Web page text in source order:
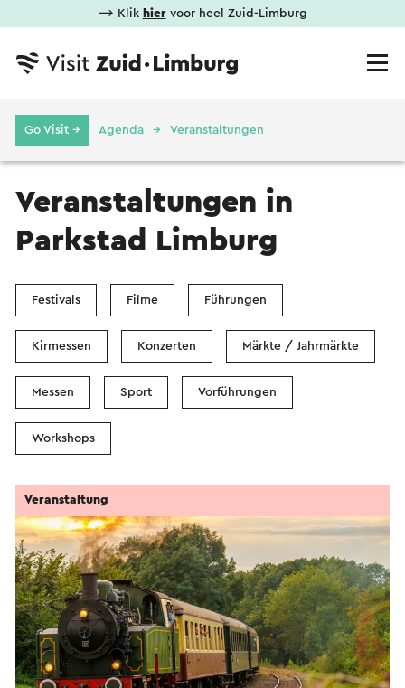
⟶ Klik hiervoor heel Zuid-Limburg
Go Visit → Agenda Veranstaltungen
Veranstaltungen in
Parkstad Limburg
Festivals Filme Führungen
Kirmessen Konzerten Märkte / Jahrmärkte
Messen Sport Vorführungen
Workshops
Veranstaltung